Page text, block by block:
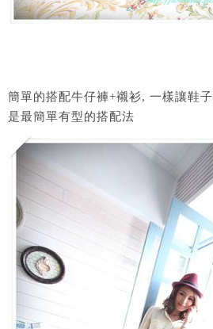
簡單的搭配牛仔褲+襯衫, 一樣讓鞋
是最簡單有型的搭配法